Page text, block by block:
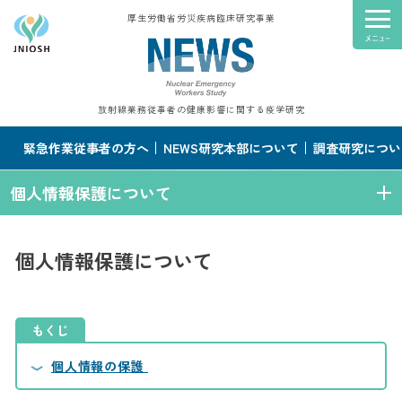
厚生労働省労災疾病臨床研究事業
放射線業務従事者の健康影響に関する疫学研究
緊急作業従事者の方へ NEWS研究本部について 調査研究につ
個人情報保護について
もくじ
個人情報の保護
個人情報保護について